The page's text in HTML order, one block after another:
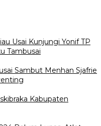
Usai Kunjungi Yonif TP
Tambusai
Sambut Menhan Sjafrie
Kabupaten